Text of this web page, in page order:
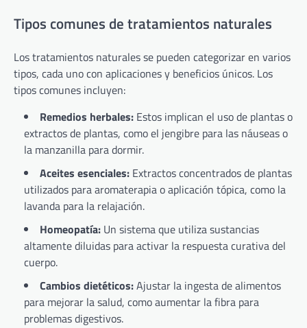
Tipos comunes de tratamientos naturales
Los tratamientos naturales se pueden categorizar en varios
tipos, cada uno con aplicaciones y beneficios únicos. Los
tipos comunes incluyen:
Remedios herbales: Estos implican el uso de plantas o
extractos de plantas, como el jengibre para las náuseas o
la manzanilla para dormir.
Aceites esenciales: Extractos concentrados de plantas
utilizados para aromaterapia o aplicación tópica, como la
lavanda para la relajación.
Homeopatía: Un sistema que utiliza sustancias
altamente diluidas para activar la respuesta curativa del
cuerpo.
Cambios dietéticos:Ajustar la ingesta de alimentos
para mejorar la salud, como aumentar la fibra para
problemas digestivos.